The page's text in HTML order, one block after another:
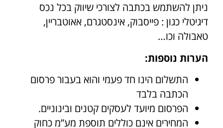
ניתן להשתמש בכתבה לצורכי שיווק בכל נכס
דיגיטלי כגון : פייסבוק, אינסטגרם, אאוטבריין,
טאבולה וכו…
הערות נוספות:
התשלום הינו חד פעמי והוא בעבור פרסום
הכתבה בלבד
הפרסום מיועד לעסקים קטנים ובינוניים.
המחירים אינם כוללים תוספת מע”מ כחוק